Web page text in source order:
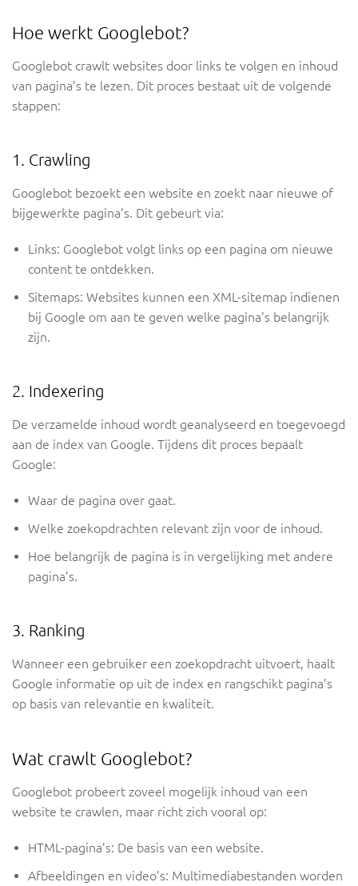
Hoe werkt Googlebot?
Googlebot crawlt websites door links te volgen en inhoud
van pagina’s te lezen. Dit proces bestaat uit de volgende
stappen:
1. Crawling
Googlebot bezoekt een website en zoekt naar nieuwe of
bijgewerkte pagina’s. Dit gebeurt via:
Links: Googlebot volgt links op een pagina om nieuwe
content te ontdekken.
Sitemaps: Websites kunnen een XML-sitemap indienen
bij Google om aan te geven welke pagina’s belangrijk
zijn.
2. Indexering
De verzamelde inhoud wordt geanalyseerd en toegevoegd
aan de index van Google. Tijdens dit proces bepaalt
Google:
Waar de pagina over gaat.
Welke zoekopdrachten relevant zijn voor de inhoud.
Hoe belangrijk de pagina is in vergelijking met andere
pagina’s.
3. Ranking
Wanneer een gebruiker een zoekopdracht uitvoert, haalt
Google informatie op uit de index en rangschikt pagina’s
op basis van relevantie en kwaliteit.
Wat crawlt Googlebot?
Googlebot probeert zoveel mogelijk inhoud van een
website te crawlen, maar richt zich vooral op:
HTML-pagina’s: De basis van een website.
Afbeeldingen en video’s: Multimediabestanden worden